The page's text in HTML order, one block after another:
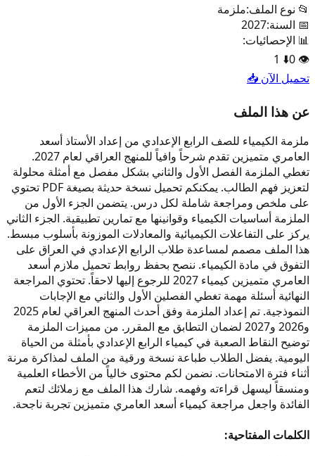
📂 نوع الملف:ملزمة
📅 السنة:2027
📊 الإحصائيات:
👁️
0
⬇️
1
تحميل الآن 📥
عن هذا الملف
ملزمة الكيمياء للصف الرابع الإعدادي من إعداد الأستاذ أسعد
العامري متميزين تقدم شرحاً وافياً للمنهج العراقي لعام 2027.
تغطي الملزمة الفصل الأول والثاني بشكل مفصل مع أمثلة محلولة
لتعزيز فهم الطالب. يمكنكم تحميل نسخة حديثة بصيغة PDF تحتوي
على ملخص ومراجعة شاملة لكل درس. يتضمن الجزء الأول من
الملزمة أساسيات الكيمياء وقوانينها مع تمارين تطبيقية. الجزء الثاني
يركز على التفاعلات الكيميائية والمعادلات الموزونة بأسلوب مبسط.
هذا الملف مصمم لمساعدة طلاب الرابع الإعدادي في العراق على
التفوق في مادة الكيمياء. ننصح بحفظ روابط تحميل ملازم أسعد
العامري متميزين كيمياء 2027 للرجوع إليها لاحقاً. تحتوي المراجعة
النهائية أسئلة مهمة تغطي الفصلين الأول والثاني مع الإجابات
النموذجية. تم إعداد الملزمة وفق أحدث المنهج العراقي لعام 2025
و2026 و2027 لضمان التطابق مع المقرر. من مميزات الملزمة
توضيح النقاط الصعبة في كيمياء الرابع الإعدادي بأمثلة من الحياة
اليومية. يفضل الطلاب طباعة نسخة ورقية من الملف لمذاكرة مرنة
أثناء فترة الامتحانات. نضمن لكم محتوى خالياً من الأخطاء العلمية
ومنسقاً ليسهل قراءته وفهمه. شارك هذا الملف مع زملائك لتعم
الفائدة واجعل مراجعة كيمياء أسعد العامري متميزين تجربة ناجحة.
الكلمات المفتاحية: